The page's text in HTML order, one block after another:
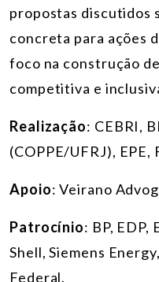
propostas discutidos
concreta para ações
foco na construção
competitiva e
Realização: CEBRI,
(COPPE/UFRJ),
Apoio: Veirano
Patrocínio: BP, EDP,
Shell, Siemens
Federal.